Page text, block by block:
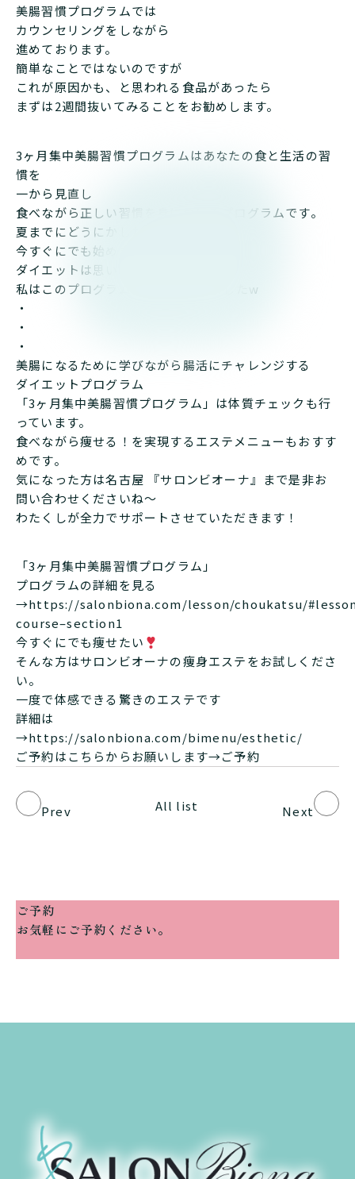
美腸習慣プログラムでは
カウンセリングをしながら
進めております。
簡単なことではないのですが
これが原因かも、と思われる食品があったら
まずは2週間抜いてみることをお勧めします。
3ヶ月集中美腸習慣プログラムはあなたの食と生活の習
慣を
一から見直し
食べながら正しい習慣を身につけるプログラムです。
夏までにどうにかしたい！という方
今すぐにでも始めましょう！
ダイエットは思い立ったら吉日。
私はこのプログラムで20キロ痩せましたw
・
・
・
美腸になるために学びながら腸活にチャレンジする
ダイエットプログラム
「3ヶ月集中美腸習慣プログラム」は体質チェックも行
っています。
食べながら痩せる！を実現するエステメニューもおすす
めです。
気になった方は名古屋 『サロンビオーナ』まで是非お
問い合わせくださいね～
わたくしが全力でサポートさせていただきます！
「3ヶ月集中美腸習慣プログラム」
プログラムの詳細を見る
→https://salonbiona.com/lesson/choukatsu/
course–section1
今すぐにでも痩せたい
そんな方はサロンビオーナの痩身エステをお試しくださ
い。
一度で体感できる驚きのエステです
詳細は
→https://salonbiona.com/bimenu/esthetic/
ご予約はこちらからお願いします→ご予約
Prev All list Next
ご予約
お気軽にご予約ください。